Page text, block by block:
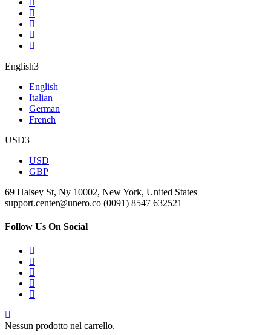
English
English
Italian
German
French
USD
USD
GBP
69 Halsey St, Ny 10002, New York, United States
support.center@unero.co (0091) 8547 632521
Follow Us On Social
Nessun prodotto nel carrello.